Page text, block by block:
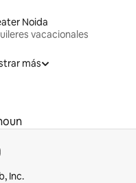
Noida
vacacionales
más
Inc.